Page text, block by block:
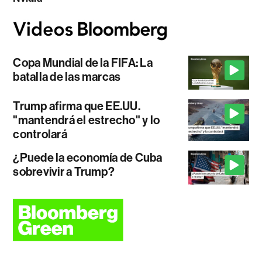
Copa Mundial de la FIFA: La
batalla de las marcas
Trump afirma que EE.UU.
"mantendrá el estrecho" y lo
controlará
¿Puede la economía de Cuba
sobrevivir a Trump?